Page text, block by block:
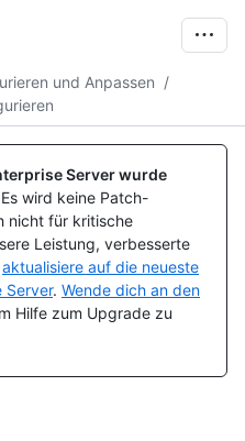
und Anpassen /
Server wurde
Es wird keine Patch-
nicht für kritische
Leistung, verbesserte
aktualisiere auf die neueste
Server. Wende dich an den
Hilfe zum Upgrade zu